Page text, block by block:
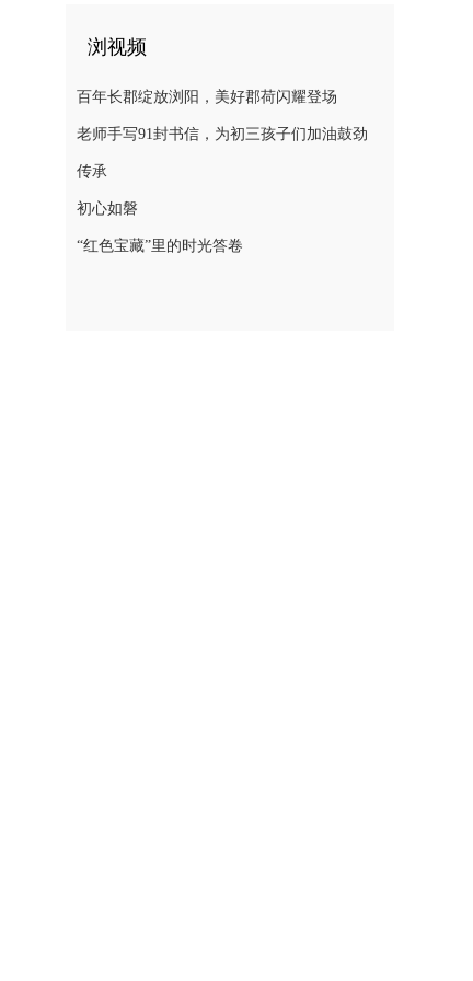
浏视频
百年长郡绽放浏阳，美好郡荷闪耀登场
老师手写91封书信，为初三孩子们加油鼓劲
传承
初心如磐
“红色宝藏”里的时光答卷